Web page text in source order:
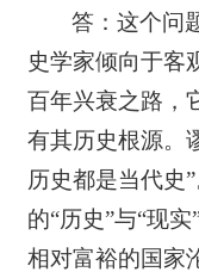
答：这个问
史学家倾向于客
百年兴衰之路，
有其历史根源。
历史都是当代史
的“历史”与“现
相对富裕的国家